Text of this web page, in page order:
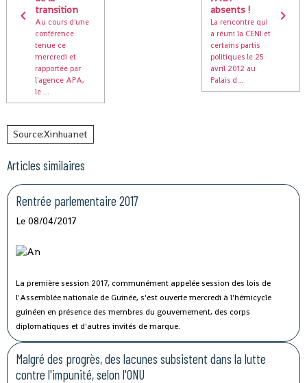
transition
Au cours d'une
conférence
tenue ce
mercredi et
rapportée par
l'agence APA,
le ...
absents !
La rencontre qui
a réuni la CENI et
certains partis
politiques le 25
avril 2012 au
Palais d...
Source:Xinhuanet
Articles similaires
Rentrée parlementaire 2017
Le 08/04/2017
La première session 2017, communément appelée session des lois de
l'Assemblée nationale de Guinée, s'est ouverte mercredi à l'hémicycle
guinéen en présence des membres du gouvernement, des corps
diplomatiques et d'autres invités de marque.
Malgré des progrès, des lacunes subsistent dans la lutte
contre l'impunité, selon l'ONU